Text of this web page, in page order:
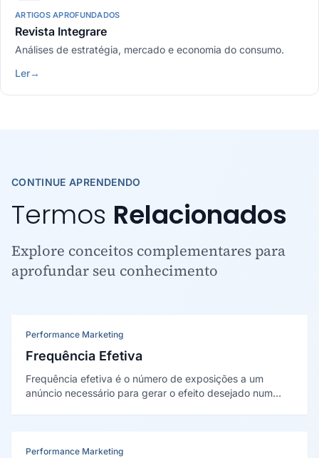
ARTIGOS APROFUNDADOS
Revista Integrare
Análises de estratégia, mercado e economia do consumo.
Ler→
CONTINUE APRENDENDO
Termos Relacionados
Explore conceitos complementares para
aprofundar seu conhecimento
Performance Marketing
Frequência Efetiva
Frequência efetiva é o número de exposições a um
anúncio necessário para gerar o efeito desejado num
Performance Marketing